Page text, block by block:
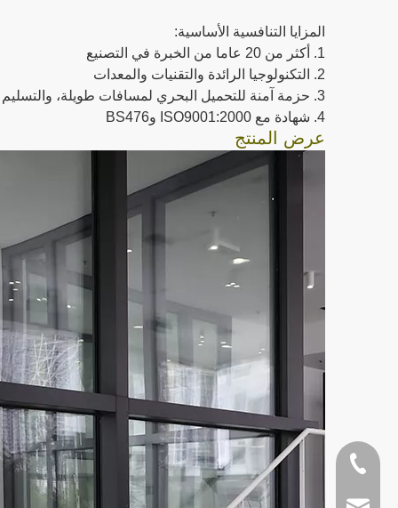
المزايا التنافسية الأساسية:
1. أكثر من 20 عاما من الخبرة في التصنيع
2. التكنولوجيا الرائدة والتقنيات والمعدات
3. حزمة آمنة للتحميل البحري لمسافات طويلة، والتسليم في الوقت المحدد
4. شهادة مع ISO9001:2000 وBS476
عرض المنتج
+86- 138-2802-